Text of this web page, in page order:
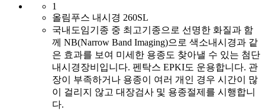
1
올림푸스 내시경 260SL
국내도임기종 중 최고기종으로 선명한 화질과 함
께 NB(Narrow Band Imaging)으로 색소내시경과 같
은 효과를 보여 미세한 용종도 찾아낼 수 있는 첨단
내시경장비입니다. 펜탁스 EPKI도 운용합니다. 관
장이 부족하거나 용종이 여러 개인 경우 시간이 많
이 걸리지 않고 대장검사 및 용종절제를 시행합니
다.